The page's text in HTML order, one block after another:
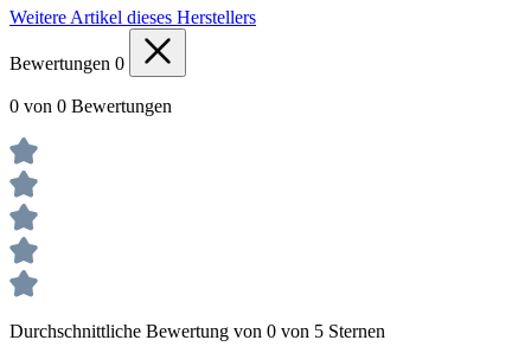
Weitere Artikel dieses Herstellers
Bewertungen 0
0 von 0 Bewertungen
Durchschnittliche Bewertung von 0 von 5 Sternen